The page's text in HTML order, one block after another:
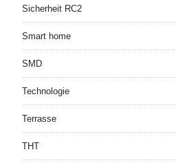
Sicherheit RC2
Smart home
SMD
Technologie
Terrasse
THT